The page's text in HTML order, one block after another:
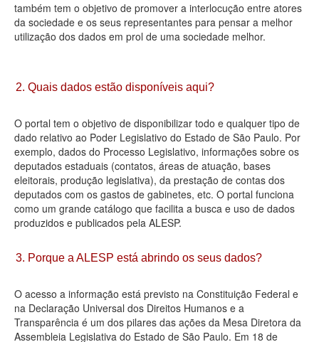
Processo Legislativo
Deputados Estaduais
Agenda
Perguntas frequentes
Contato
também tem o objetivo de promover a interlocução entre atores
da sociedade e os seus representantes para pensar a melhor
utilização dos dados em prol de uma sociedade melhor.
2. Quais dados estão disponíveis aqui?
O portal tem o objetivo de disponibilizar todo e qualquer tipo de
dado relativo ao Poder Legislativo do Estado de São Paulo. Por
exemplo, dados do Processo Legislativo, informações sobre os
deputados estaduais (contatos, áreas de atuação, bases
eleitorais, produção legislativa), da prestação de contas dos
deputados com os gastos de gabinetes, etc. O portal funciona
como um grande catálogo que facilita a busca e uso de dados
produzidos e publicados pela ALESP.
3. Porque a ALESP está abrindo os seus dados?
O acesso a informação está previsto na Constituição Federal e
na Declaração Universal dos Direitos Humanos e a
Transparência é um dos pilares das ações da Mesa Diretora da
Assembleia Legislativa do Estado de São Paulo. Em 18 de